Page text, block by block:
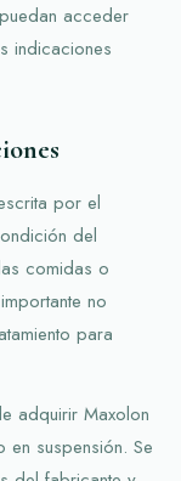
acceder
indicaciones
por el
del
comidas o
no
para
adquirir Maxolon
suspensión. Se